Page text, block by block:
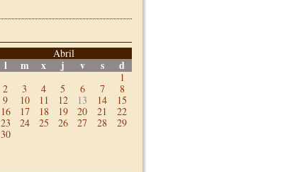
Abril
l m x j v s d
1
2
3 4 5 6 7
8
9
10 11 12 13 14
15
16
17 18 19 20 21
22
23
24 25 26 27 28
29
30